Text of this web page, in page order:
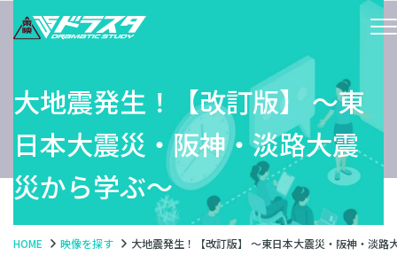
大地震発生！【改訂版】 〜東
日本大震災・阪神・淡路大震
災から学ぶ〜
HOME 映像を探す 大地震発生！【改訂版】 〜東日本大震災・阪神・淡路